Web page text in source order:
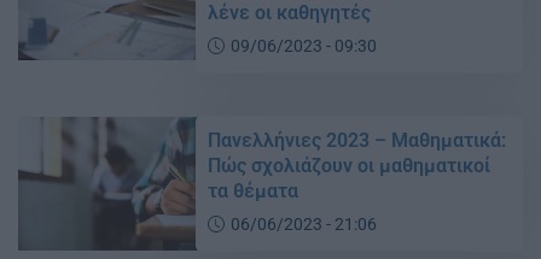
λένε οι καθηγητές
09/06/2023 - 09:30
Πανελλήνιες 2023 – Μαθηματικά:
Πώς σχολιάζουν οι μαθηματικοί
τα θέματα
06/06/2023 - 21:06